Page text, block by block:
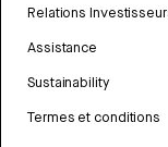
Relations
Assistance
Sustainability
Termes et conditions